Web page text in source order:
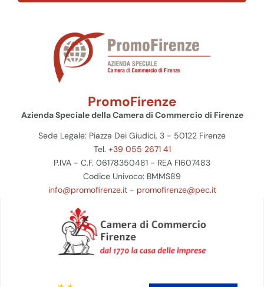
PromoFirenze
Azienda Speciale della Camera di Commercio di Firenze
Sede Legale: Piazza Dei Giudici, 3 - 50122 Firenze
Tel. +39 055 2671 41
P.IVA - C.F. 06178350481 - REA FI607483
Codice Univoco: BMMS89
info@promofirenze.it- promofirenze@pec.it